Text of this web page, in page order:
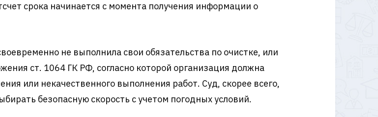
срока начинается с момента получения информации о
не выполнила свои обязательства по очистке, или
ст. 1064 ГК РФ, согласно которой организация должна
или некачественного выполнения работ. Суд, скорее всего,
безопасную скорость с учетом погодных условий.